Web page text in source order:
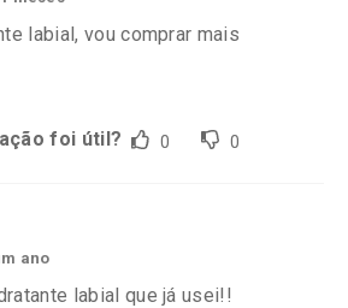
labial, vou comprar mais
foi útil? 0 0
ano
labial que já usei!!